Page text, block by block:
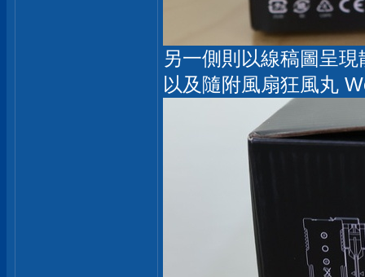
另一側則以線稿圖呈
以及隨附風扇狂風丸